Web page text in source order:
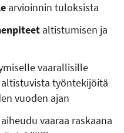
arvioinnin tuloksista
altistumisen ja
vaarallisille
työntekijöitä
vuoden ajan
vaaraa raskaana